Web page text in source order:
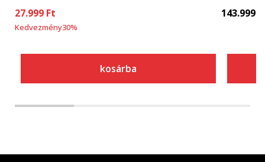
27.999 Ft
Kedvezmény30%
kosárba
143.999